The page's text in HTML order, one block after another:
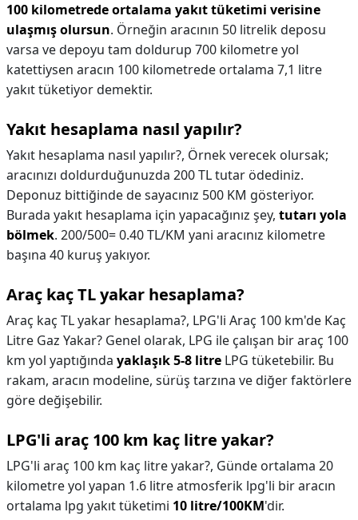
100 kilometrede ortalama yakıt tüketimi verisine
ulaşmış olursun. Örneğin aracının 50 litrelik deposu
varsa ve depoyu tam doldurup 700 kilometre yol
katettiysen aracın 100 kilometrede ortalama 7,1 litre
yakıt tüketiyor demektir.
Yakıt hesaplama nasıl yapılır?
Yakıt hesaplama nasıl yapılır?, Örnek verecek olursak;
aracınızı doldurduğunuzda 200 TL tutar ödediniz.
Deponuz bittiğinde de sayacınız 500 KM gösteriyor.
Burada yakıt hesaplama için yapacağınız şey, tutarı yola
bölmek. 200/500= 0.40 TL/KM yani aracınız kilometre
başına 40 kuruş yakıyor.
Araç kaç TL yakar hesaplama?
Araç kaç TL yakar hesaplama?, LPG'li Araç 100 km'de Kaç
Litre Gaz Yakar? Genel olarak, LPG ile çalışan bir araç 100
km yol yaptığında yaklaşık 5-8 litre LPG tüketebilir. Bu
rakam, aracın modeline, sürüş tarzına ve diğer faktörlere
göre değişebilir.
LPG'li araç 100 km kaç litre yakar?
LPG'li araç 100 km kaç litre yakar?, Günde ortalama 20
kilometre yol yapan 1.6 litre atmosferik lpg'li bir aracın
ortalama lpg yakıt tüketimi 10 litre/100KM'dir.